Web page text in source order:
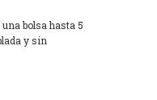
bolsa hasta 5
y sin